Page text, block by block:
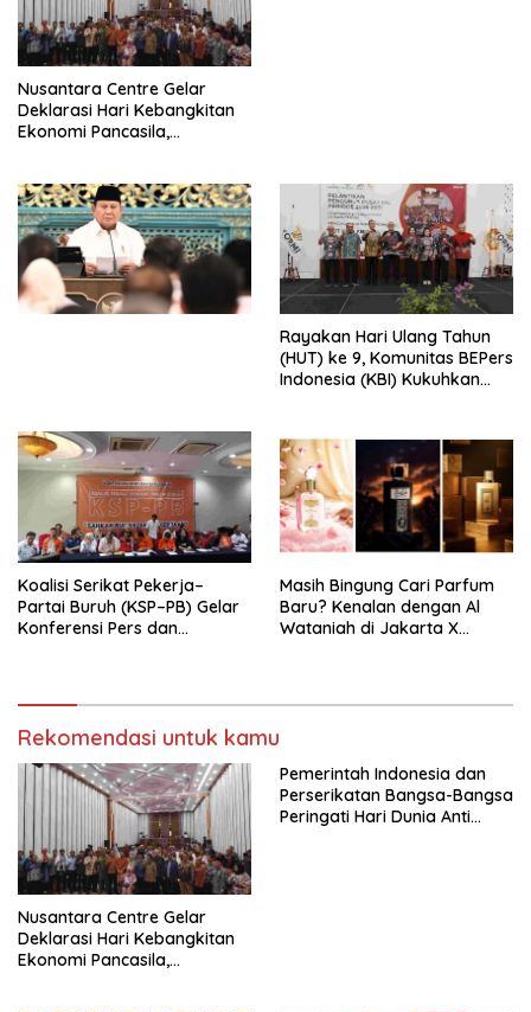
Nusantara Centre Gelar
Deklarasi Hari Kebangkitan
Ekonomi Pancasila,
Penjajahan (Pergolakan
Ekonomi Politik Indonesia) &
Simposium Nasional “Urgensi
Undang-Undang
Perekonomian Nasional dan
Kesejahteraan Sosial dalam
Rayakan Hari Ulang Tahun
(HUT) ke 9, Komunitas BEPers
Indonesia (KBI) Kukuhkan
Tema: “Penguatan dan
Pengembangan Organisasi
KBI yang Berbasis Riset di
seluruh Indonesia dan
Mancanegara”.
Koalisi Serikat Pekerja–
Partai Buruh (KSP–PB) Gelar
Konferensi Pers dan
RUU Ketenagakerjaan Baru.
Masih Bingung Cari Parfum
Baru? Kenalan dengan Al
Wataniah di Jakarta X
Rekomendasi untuk kamu
Nusantara Centre Gelar
Deklarasi Hari Kebangkitan
Ekonomi Pancasila,
Pemerintah Indonesia dan
Perserikatan Bangsa-Bangsa
Peringati Hari Dunia Anti